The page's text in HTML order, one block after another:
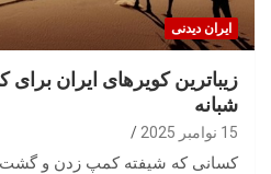
ایران‌ دیدنی
زیباترین کویرهای ایران
شبانه
15 نوامبر 2025
کسانی که شیفته کمپ زدن و